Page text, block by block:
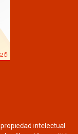
intelectual